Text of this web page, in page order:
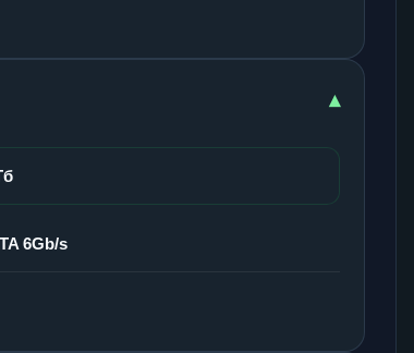
▾
6Gb/s